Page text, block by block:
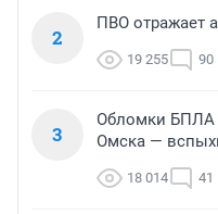
2
ПВО отражает
19 255 90
3
Обломки БПЛА
Омска —
18 014 41